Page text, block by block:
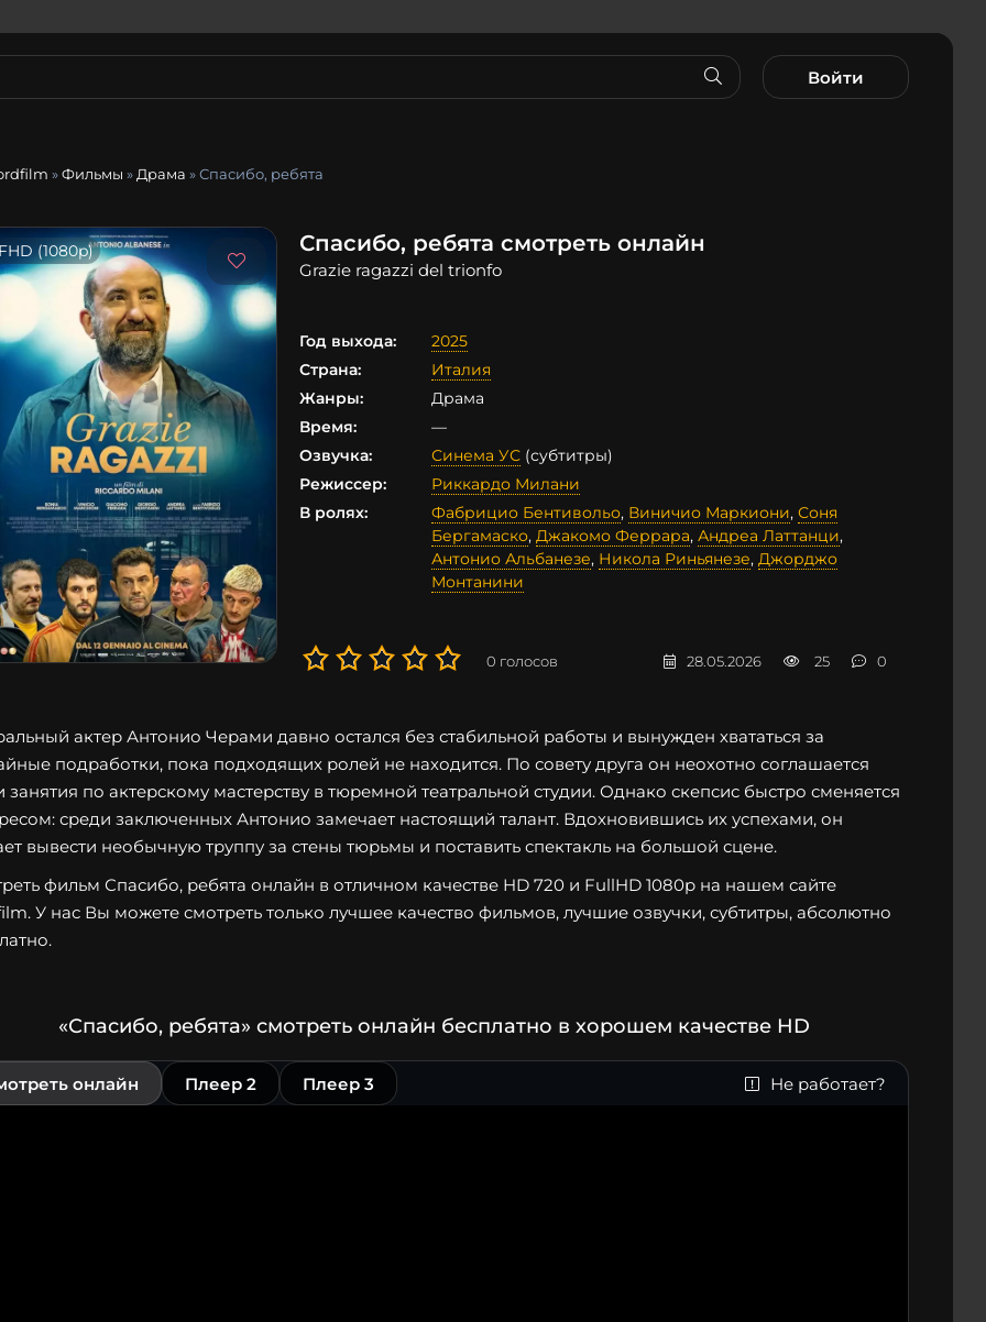
Войти
»Фильмы » Драма » Спасибо, ребята
(1080p) Спасибо, ребята смотреть онлайн
Grazie ragazzi del trionfo
Год выхода:
2025
Страна:
Италия
Жанры:
Драма
Время:
—
Озвучка:
Синема УС (субтитры)
Режиссер:
Риккардо Милани
В ролях:
Фабрицио Бентивольо, Виничио Маркиони, Соня
Бергамаско, Джакомо Феррара, Андреа Латтанци,
Антонио Альбанезе, Никола Риньянезе, Джорджо
Монтанини
0 голосов 28.05.2026 25 0
актер Антонио Черами давно остался без стабильной работы и вынужден хвататься за
подработки, пока подходящих ролей не находится. По совету друга он неохотно соглашается
занятия по актерскому мастерству в тюремной театральной студии. Однако скепсис быстро сменяется
среди заключенных Антонио замечает настоящий талант. Вдохновившись их успехами, он
вывести необычную труппу за стены тюрьмы и поставить спектакль на большой сцене.
фильм Спасибо, ребята онлайн в отличном качестве HD 720 и FullHD 1080p на нашем сайте
У нас Вы можете смотреть только лучшее качество фильмов, лучшие озвучки, субтитры, абсолютно
«Спасибо, ребята» смотреть онлайн бесплатно в хорошем качестве HD
онлайн Плеер 2 Плеер 3 Не работает?